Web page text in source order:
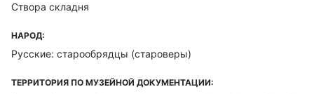
Створа складня
НАРОД:
Русские: старообрядцы (староверы)
ТЕРРИТОРИЯ ПО МУЗЕЙНОЙ ДОКУМЕНТАЦИИ: